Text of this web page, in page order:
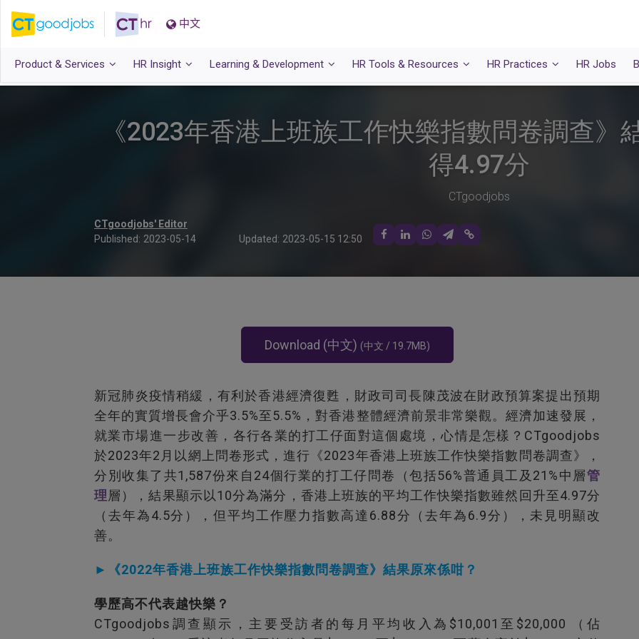
中文
Product & Services HR Insight Learning & Development HR Tools & Resources HR Practices HR Jobs
《2023年香港上班族工作快樂指數問卷調查》
得4.97分
CTgoodjobs
CTgoodjobs' Editor
Published: 2023-05-14 Updated: 2023-05-15 12:50
Download (中文) (中文 / 19.7MB)
新冠肺炎疫情稍緩，有利於香港經濟復甦，財政司司長陳茂波在財政預算案提出預期
全年的實質增長會介乎3.5%至5.5%，對香港整體經濟前景非常樂觀。經濟加速發展，
就業市場進一步改善，各行各業的打工仔面對這個處境，心情是怎樣？CTgoodjobs
於2023年2月以網上問卷形式，進行《2023年香港上班族工作快樂指數問卷調查》，
分別收集了共1,587份來自24個行業的打工仔問卷（包括56%普通員工及21%中層管
理層），結果顯示以10分為滿分，香港上班族的平均工作快樂指數雖然回升至4.97分
（去年為4.5分），但平均工作壓力指數高達6.88分（去年為6.9分），未見明顯改
善。
►《2022年香港上班族工作快樂指數問卷調查》結果原來係咁？
學歷高不代表越快樂？
CTgoodjobs調查顯示，主要受訪者的每月平均收入為$10,001至$20,000 （佔